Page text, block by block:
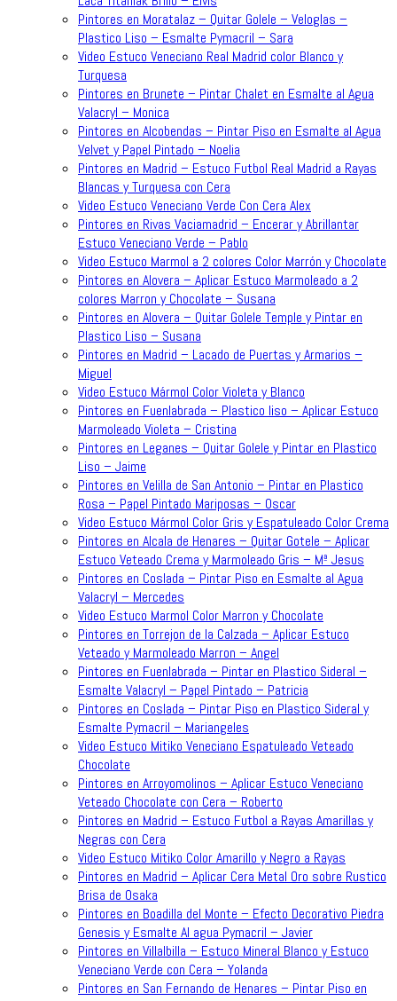
Pintores en Moratalaz – Quitar Golele – Veloglas –
Plastico Liso – Esmalte Pymacril – Sara
Video Estuco Veneciano Real Madrid color Blanco y
Turquesa
Pintores en Brunete – Pintar Chalet en Esmalte al Agua
Valacryl – Monica
Pintores en Alcobendas – Pintar Piso en Esmalte al Agua
Velvet y Papel Pintado – Noelia
Pintores en Madrid – Estuco Futbol Real Madrid a Rayas
Blancas y Turquesa con Cera
Video Estuco Veneciano Verde Con Cera Alex
Pintores en Rivas Vaciamadrid – Encerar y Abrillantar
Estuco Veneciano Verde – Pablo
Video Estuco Marmol a 2 colores Color Marrón y Chocolate
Pintores en Alovera – Aplicar Estuco Marmoleado a 2
colores Marron y Chocolate – Susana
Pintores en Alovera – Quitar Golele Temple y Pintar en
Plastico Liso – Susana
Pintores en Madrid – Lacado de Puertas y Armarios –
Miguel
Video Estuco Mármol Color Violeta y Blanco
Pintores en Fuenlabrada – Plastico liso – Aplicar Estuco
Marmoleado Violeta – Cristina
Pintores en Leganes – Quitar Golele y Pintar en Plastico
Liso – Jaime
Pintores en Velilla de San Antonio – Pintar en Plastico
Rosa – Papel Pintado Mariposas – Oscar
Video Estuco Mármol Color Gris y Espatuleado Color Crema
Pintores en Alcala de Henares – Quitar Gotele – Aplicar
Estuco Veteado Crema y Marmoleado Gris – Mª Jesus
Pintores en Coslada – Pintar Piso en Esmalte al Agua
Valacryl – Mercedes
Video Estuco Marmol Color Marron y Chocolate
Pintores en Torrejon de la Calzada – Aplicar Estuco
Veteado y Marmoleado Marron – Angel
Pintores en Fuenlabrada – Pintar en Plastico Sideral –
Esmalte Valacryl – Papel Pintado – Patricia
Pintores en Coslada – Pintar Piso en Plastico Sideral y
Esmalte Pymacril – Mariangeles
Video Estuco Mitiko Veneciano Espatuleado Veteado
Chocolate
Pintores en Arroyomolinos – Aplicar Estuco Veneciano
Veteado Chocolate con Cera – Roberto
Pintores en Madrid – Estuco Futbol a Rayas Amarillas y
Negras con Cera
Video Estuco Mitiko Color Amarillo y Negro a Rayas
Pintores en Madrid – Aplicar Cera Metal Oro sobre Rustico
Brisa de Osaka
Pintores en Boadilla del Monte – Efecto Decorativo Piedra
Genesis y Esmalte Al agua Pymacril – Javier
Pintores en Villalbilla – Estuco Mineral Blanco y Estuco
Veneciano Verde con Cera – Yolanda
Pintores en San Fernando de Henares – Pintar Piso en